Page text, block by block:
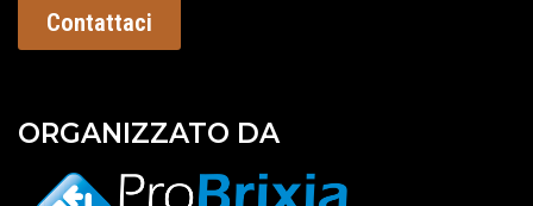
Contattaci
ORGANIZZATO DA